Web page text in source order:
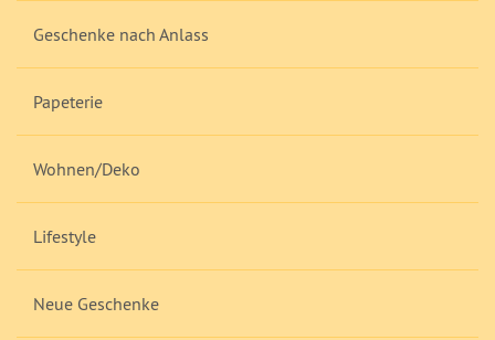
Geschenke nach Anlass
Papeterie
Wohnen/Deko
Lifestyle
Neue Geschenke